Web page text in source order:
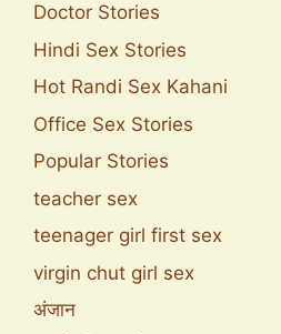
Doctor Stories
Hindi Sex Stories
Hot Randi Sex Kahani
Office Sex Stories
Popular Stories
teacher sex
teenager girl first sex
virgin chut girl sex
अंजान